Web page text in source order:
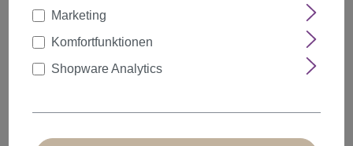
Wasserwelle
Wetlook
Marketing
Komfortfunktionen
Shopware Analytics